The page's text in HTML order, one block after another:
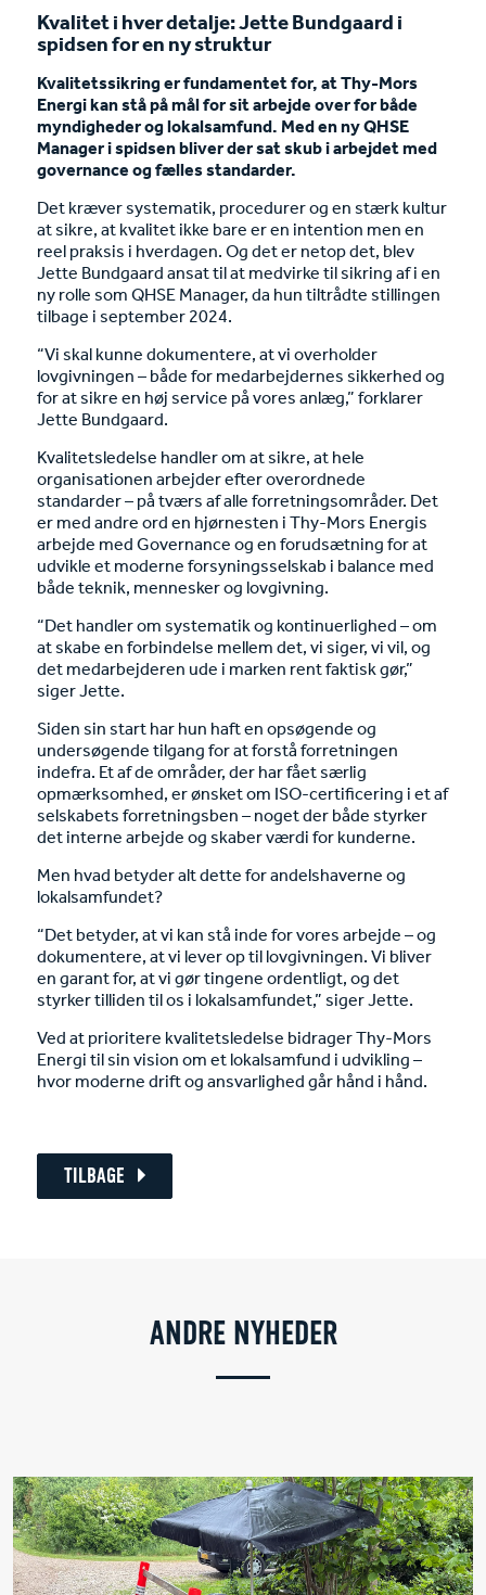
Kvalitet i hver detalje: Jette Bundgaard i
spidsen for en ny struktur
Kvalitetssikring er fundamentet for, at Thy-Mors
Energi kan stå på mål for sit arbejde over for både
myndigheder og lokalsamfund. Med en ny QHSE
Manager i spidsen bliver der sat skub i arbejdet med
governance og fælles standarder.
Det kræver systematik, procedurer og en stærk kultur
at sikre, at kvalitet ikke bare er en intention men en
reel praksis i hverdagen. Og det er netop det, blev
Jette Bundgaard ansat til at medvirke til sikring af i en
ny rolle som QHSE Manager, da hun tiltrådte stillingen
tilbage i september 2024.
“Vi skal kunne dokumentere, at vi overholder
lovgivningen – både for medarbejdernes sikkerhed og
for at sikre en høj service på vores anlæg,” forklarer
Jette Bundgaard.
Kvalitetsledelse handler om at sikre, at hele
organisationen arbejder efter overordnede
standarder – på tværs af alle forretningsområder. Det
er med andre ord en hjørnesten i Thy-Mors Energis
arbejde med Governance og en forudsætning for at
udvikle et moderne forsyningsselskab i balance med
både teknik, mennesker og lovgivning.
“Det handler om systematik og kontinuerlighed – om
at skabe en forbindelse mellem det, vi siger, vi vil, og
det medarbejderen ude i marken rent faktisk gør,”
siger Jette.
Siden sin start har hun haft en opsøgende og
undersøgende tilgang for at forstå forretningen
indefra. Et af de områder, der har fået særlig
opmærksomhed, er ønsket om ISO-certificering i et af
selskabets forretningsben – noget der både styrker
det interne arbejde og skaber værdi for kunderne.
Men hvad betyder alt dette for andelshaverne og
lokalsamfundet?
“Det betyder, at vi kan stå inde for vores arbejde – og
dokumentere, at vi lever op til lovgivningen. Vi bliver
en garant for, at vi gør tingene ordentligt, og det
styrker tilliden til os i lokalsamfundet,” siger Jette.
Ved at prioritere kvalitetsledelse bidrager Thy-Mors
Energi til sin vision om et lokalsamfund i udvikling –
hvor moderne drift og ansvarlighed går hånd i hånd.
TILBAGE
ANDRE NYHEDER